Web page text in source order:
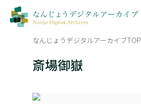
なんじょうデジタルアーカイブTOP
斎場御嶽